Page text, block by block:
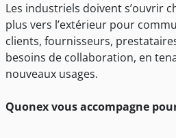
Les industriels doivent s’ouvrir
plus vers l’extérieur pour
clients, fournisseurs,
besoins de collaboration, en
nouveaux usages.
Quonex vous accompagne